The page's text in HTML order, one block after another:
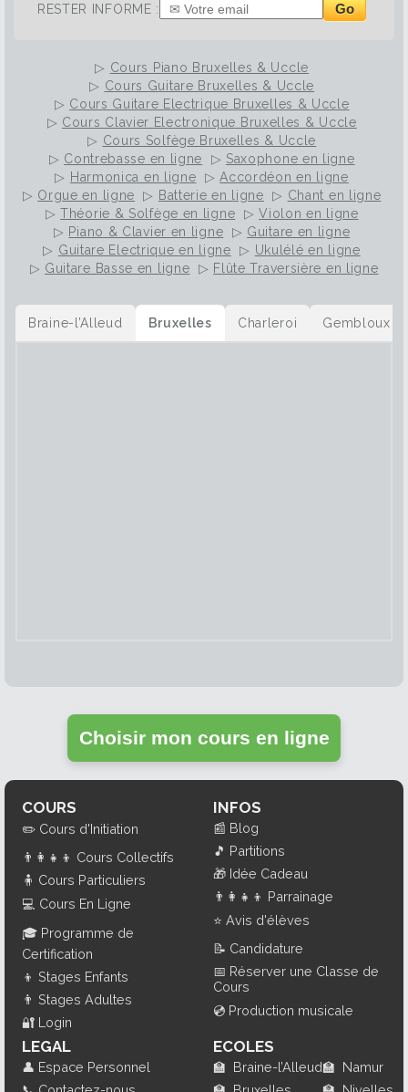
RESTER INFORME : Go
▷ Cours Piano Bruxelles & Uccle
▷ Cours Guitare Bruxelles & Uccle
▷ Cours Guitare Electrique Bruxelles & Uccle
▷ Cours Clavier Electronique Bruxelles & Uccle
▷ Cours Solfège Bruxelles & Uccle
▷ Contrebasse en ligne ▷ Saxophone en ligne
▷ Harmonica en ligne ▷Accordéon en ligne
▷ Orgue en ligne ▷ Batterie en ligne ▷ Chant en ligne
▷Théorie & Solfège en ligne ▷Violon en ligne
▷ Piano & Clavier en ligne ▷ Guitare en ligne
▷ Guitare Electrique en ligne ▷ Ukulélé en ligne
▷ Guitare Basse en ligne ▷ Flûte Traversière en ligne
Braine-l’Alleud Bruxelles Charleroi Gembloux
Choisir mon cours en ligne
COURS
✏️ Cours d'Initiation
👨‍👩‍👧‍👦 Cours Collectifs
🧍 Cours Particuliers
💻 Cours En Ligne
🎓 Programme de
Certification
👦 Stages Enfants
👨 Stages Adultes
🔐 Login
INFOS
📰 Blog
🎵 Partitions
🎁 Idée Cadeau
👨‍👩‍👧‍👦 Parrainage
⭐ Avis d'élèves
📝 Candidature
📅 Réserver une Classe de
Cours
💿 Production musicale
LEGAL
👤 Espace Personnel
ECOLES
🏫 Braine-l’Alleud🏫 Namur